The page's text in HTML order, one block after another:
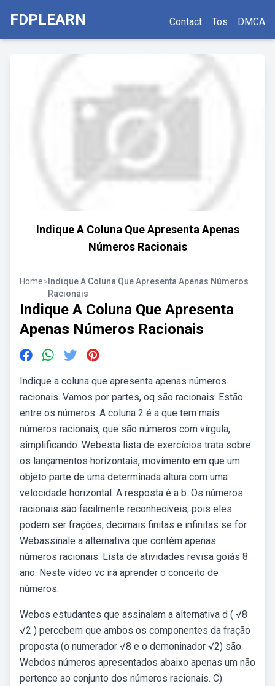
FDPLEARN Contact Tos DMCA
Indique A Coluna Que Apresenta Apenas
Números Racionais
Home> Indique A Coluna Que Apresenta Apenas Números
Racionais
Indique A Coluna Que Apresenta
Apenas Números Racionais
Indique a coluna que apresenta apenas números
racionais. Vamos por partes, oq são racionais: Estão
entre os números. A coluna 2 é a que tem mais
números racionais, que são números com vírgula,
simplificando. Webesta lista de exercícios trata sobre
os lançamentos horizontais, movimento em que um
objeto parte de uma determinada altura com uma
velocidade horizontal. A resposta é a b. Os números
racionais são facilmente reconhecíveis, pois eles
podem ser frações, decimais finitas e infinitas se for.
Webassinale a alternativa que contém apenas
números racionais. Lista de atividades revisa goiás 8
ano. Neste vídeo vc irá aprender o conceito de
números.
Webos estudantes que assinalam a alternativa d ( √8
√2 ) percebem que ambos os componentes da fração
proposta (o numerador √8 e o demoninador √2) são.
Webdos números apresentados abaixo apenas um não
pertence ao conjunto dos números racionais. C)